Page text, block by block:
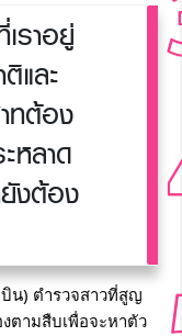
ราอยู่
และ
ทต้อง
หลาด
งต้อง
บิน) ตำรวจสาวที่สูญ
ตามสืบเพื่อจะหาตัว